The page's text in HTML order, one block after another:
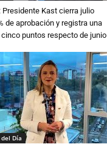
Presidente Kast cierra julio
de aprobación y registra una
cinco puntos respecto de junio
Día